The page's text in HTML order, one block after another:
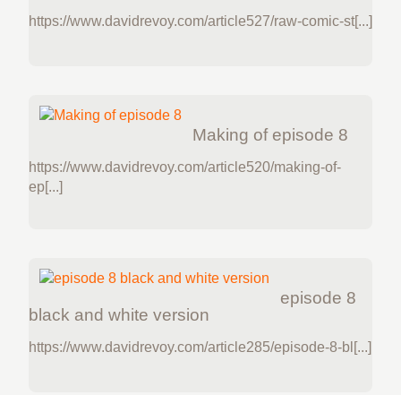
https://www.davidrevoy.com/article527/raw-comic-st[...]
Making of episode 8
https://www.davidrevoy.com/article520/making-of-
ep[...]
episode 8
black and white version
https://www.davidrevoy.com/article285/episode-8-bl[...]